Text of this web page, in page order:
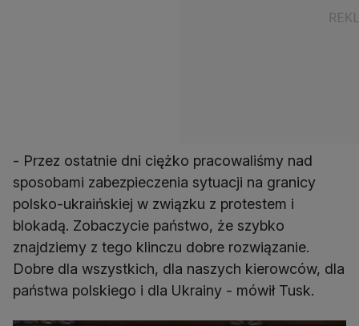
- Przez ostatnie dni ciężko pracowaliśmy nad
sposobami zabezpieczenia sytuacji na granicy
polsko-ukraińskiej w związku z protestem i
blokadą. Zobaczycie państwo, że szybko
znajdziemy z tego klinczu dobre rozwiązanie.
Dobre dla wszystkich, dla naszych kierowców, dla
państwa polskiego i dla Ukrainy - mówił Tusk.